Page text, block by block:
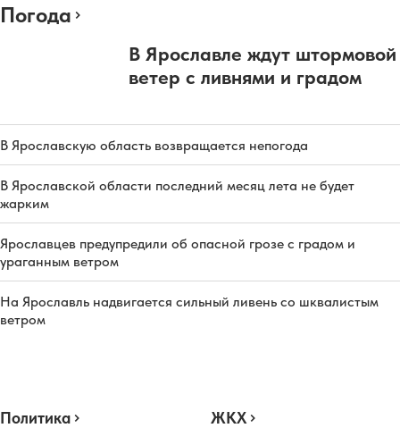
Погода
В Ярославле ждут штормовой
ветер с ливнями и градом
В Ярославскую область возвращается непогода
В Ярославской области последний месяц лета не будет
жарким
Ярославцев предупредили об опасной грозе с градом и
ураганным ветром
На Ярославль надвигается сильный ливень со шквалистым
ветром
Политика ЖКХ